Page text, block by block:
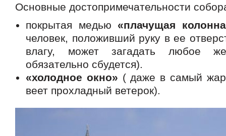
Основные достопримечательности
покрытая медью «плачущая
человек, положивший руку в ее
влагу, может загадать любое
обязательно сбудется).
«холодное окно» ( даже в самый
веет прохладный ветерок).